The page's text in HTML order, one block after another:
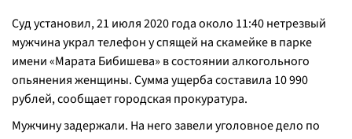
Суд установил, 21 июля 2020 года около 11:40 нетрезвый
мужчина украл телефон у спящей на скамейке в парке
имени «Марата Бибишева» в состоянии алкогольного
опьянения женщины. Сумма ущерба составила 10 990
рублей, сообщает городская прокуратура.
Мужчину задержали. На него завели уголовное дело по